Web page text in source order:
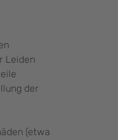
Leiden
der
(etwa